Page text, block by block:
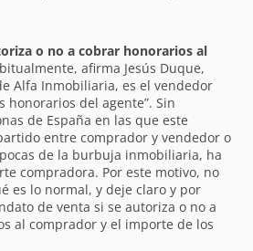
o no a cobrar honorarios al
afirma Jesús Duque,
Alfa Inmobiliaria, es el vendedor
honorarios del agente”. Sin
de España en las que este
entre comprador y vendedor o
de la burbuja inmobiliaria, ha
compradora. Por este motivo, no
es lo normal, y deje claro y por
de venta si se autoriza o no a
al comprador y el importe de los